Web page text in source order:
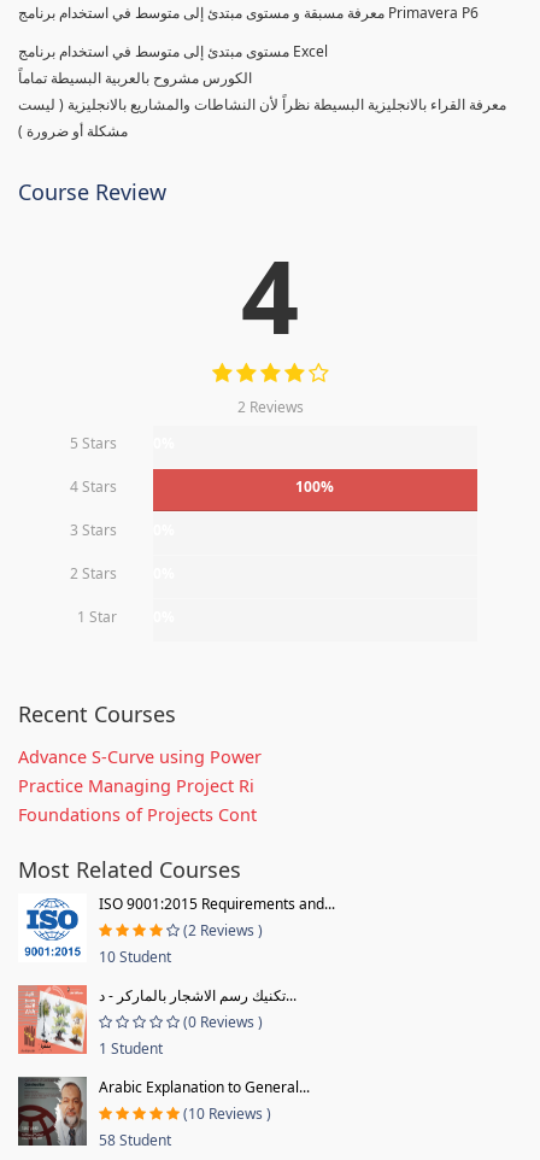
معرفة مسبقة و مستوى مبتدئ إلى متوسط في استخدام برنامج Primavera P6
مستوى مبتدئ إلى متوسط في استخدام برنامج Excel
الكورس مشروح بالعربية البسيطة تماماً
معرفة القراء بالانجليزية البسيطة نظراً لأن النشاطات والمشاريع بالانجليزية ( ليست
مشكلة أو ضرورة )
Course Review
4
2 Reviews
5 Stars
4 Stars 100%
3 Stars
2 Stars
1 Star
Recent Courses
Advance S-Curve using Power
Practice Managing Project Ri
Foundations of Projects Cont
Most Related Courses
ISO 9001:2015 Requirements and...
(2 Reviews )
10 Student
تكنيك رسم الاشجار بالماركر - د...
(0 Reviews )
1 Student
Arabic Explanation to General...
(10 Reviews )
58 Student